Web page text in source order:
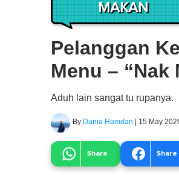
MAKAN
Pelanggan
Menu – “Nak
Aduh lain sangat tu rupanya.
By Dania Hamdan | 15 May
Share Share